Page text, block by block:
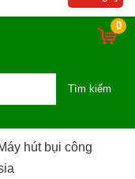
0
Tìm kiếm
hút bụi công